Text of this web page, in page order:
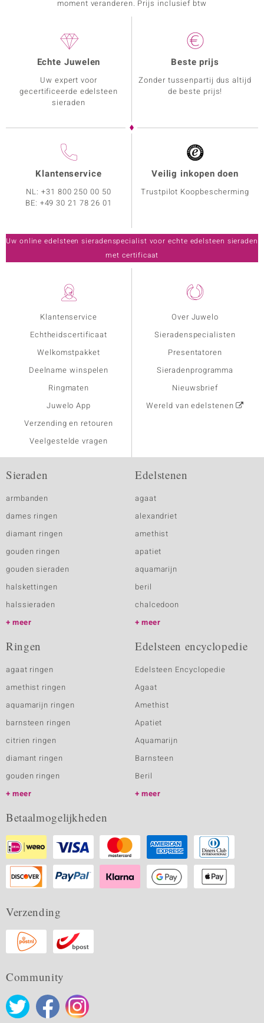
moment veranderen. Prijs inclusief btw
Klantenservice
Echtheidscertificaat
Welkomstpakket
Deelname winspelen
Ringmaten
Juwelo App
Verzending en retouren
Veelgestelde vragen
Over Juwelo
Sieradenspecialisten
Presentatoren
Sieradenprogramma
Nieuwsbrief
Wereld van edelstenen
Echte Juwelen
Uw expert voor
gecertificeerde edelsteen
sieraden
Beste prijs
Zonder tussenpartij dus altijd
de beste prijs!
Klantenservice
NL:+31 800 250 00 50
BE: +49 30 21 78 26 01
Veilig inkopen doen
Trustpilot Koopbescherming
Uw online edelsteen sieradenspecialist voor echte edelsteen sieraden
met certificaat
Sieraden
armbanden
dames ringen
diamant ringen
gouden ringen
gouden sieraden
halskettingen
halssieraden
meer
Edelstenen
agaat
alexandriet
amethist
apatiet
aquamarijn
beril
chalcedoon
meer
Ringen
agaat ringen
amethist ringen
aquamarijn ringen
barnsteen ringen
citrien ringen
diamant ringen
gouden ringen
meer
Edelsteen encyclopedie
Edelsteen Encyclopedie
Agaat
Amethist
Apatiet
Aquamarijn
Barnsteen
Beril
meer
Betaalmogelijkheden
Verzending
Community